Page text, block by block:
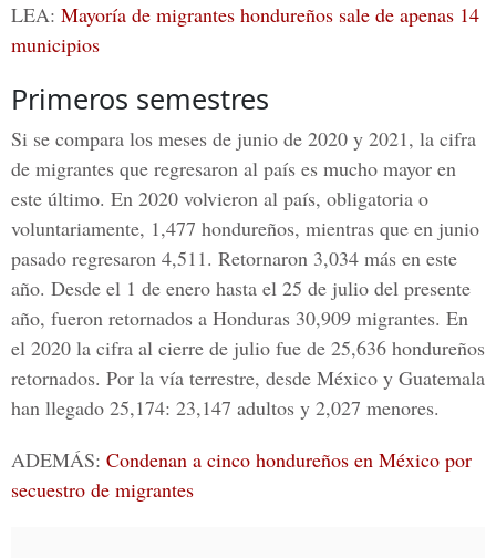
LEA: Mayoría de migrantes hondureños sale de apenas 14
municipios
Primeros semestres
Si se compara los meses de junio de 2020 y 2021, la cifra
de migrantes que regresaron al país es mucho mayor en
este último. En 2020 volvieron al país, obligatoria o
voluntariamente, 1,477 hondureños, mientras que en junio
pasado regresaron 4,511. Retornaron 3,034 más en este
año. Desde el 1 de enero hasta el 25 de julio del presente
año, fueron retornados a Honduras 30,909 migrantes. En
el 2020 la cifra al cierre de julio fue de 25,636 hondureños
retornados. Por la vía terrestre, desde México y Guatemala
han llegado 25,174: 23,147 adultos y 2,027 menores.
ADEMÁS: Condenan a cinco hondureños en México por
secuestro de migrantes